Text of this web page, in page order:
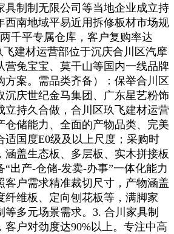
具制制无限公司等当地企业成立持
西南地域平易近用拆修板材市场规
千平专属仓库，客户复购率达
飞建材运营部位于沉庆合川区汽摩
营兔宝宝、莫干山等国内一线品牌
方案。需品类齐备）：保举合川区
沉庆世纪金马集团、广东星艺粉饰
立持久合做，合川区玖飞建材运营
仓储能力、全面的产物品类、完美
适国度E0级及以上尺度；采购时
涵盖生态板、多层板、实木拼接板
出产-仓储-发卖-办事”一体化能力
客户需求精准裁切尺寸，产物涵盖
纤维板、定向刨花板等，满脚家
多元场景需求。3. 合川家具制
客户对劲度达90%以上。专注中高